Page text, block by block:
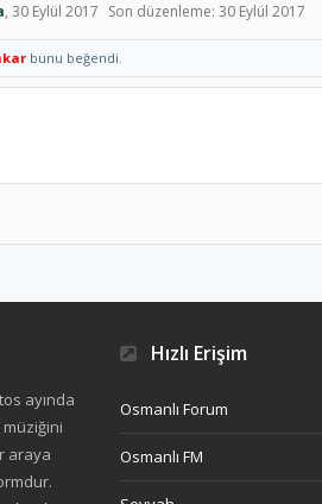
, 30 Eylül 2017 Son düzenleme: 30 Eylül 2017
bunu beğendi.
ayında
araya
Hızlı Erişim
Osmanlı Forum
Osmanlı FM